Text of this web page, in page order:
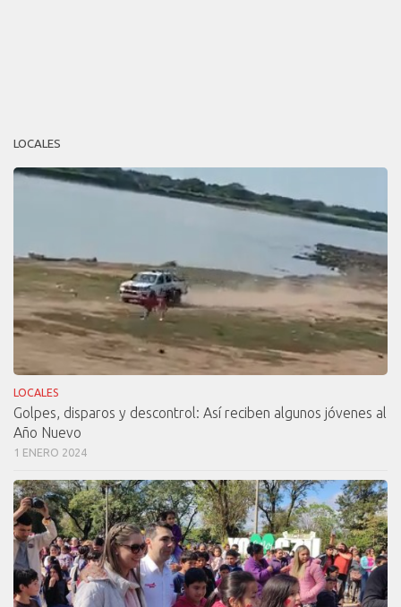
LOCALES
LOCALES
Golpes, disparos y descontrol: Así reciben algunos jóvenes al
Año Nuevo
1 ENERO 2024